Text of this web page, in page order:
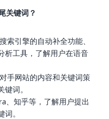
关键词？
索引擎的自动补全功能、
析工具，了解用户在语音
手网站的内容和关键词策
词。
、知乎等，了解用户提出
。